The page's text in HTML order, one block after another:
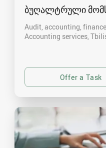
ბუღალტრული
Audit, accounting,
Accounting services